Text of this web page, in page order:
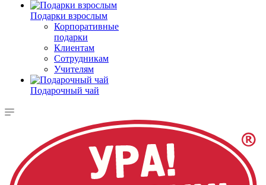
Подарки взрослым
Корпоративные
подарки
Клиентам
Сотрудникам
Учителям
Подарочный чай